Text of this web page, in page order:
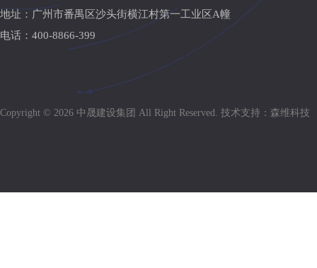
地址：广州市番禺区沙头街横江村第一工业区A幢
电话：400-8866-399
Copyright © 2026 中晟建设集团 All Right Reserved. 技术支持：森维科技